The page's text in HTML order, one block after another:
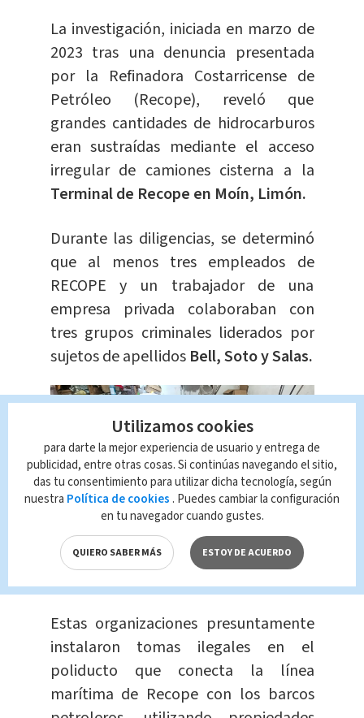
La investigación, iniciada en marzo de
2023 tras una denuncia presentada
por la Refinadora Costarricense de
Petróleo (Recope), reveló que
grandes cantidades de hidrocarburos
eran sustraídas mediante el acceso
irregular de camiones cisterna a la
Terminal de Recope en Moín, Limón.
Durante las diligencias, se determinó
que al menos tres empleados de
RECOPE y un trabajador de una
empresa privada colaboraban con
tres grupos criminales liderados por
sujetos de apellidosBell, Soto y Salas.
Evidencias encontradas en los
Estas organizaciones presuntamente
instalaron tomas ilegales en el
poliducto que conecta la línea
marítima de Recope con los barcos
Utilizamos cookies
para darte la mejor experiencia de usuario y entrega de
publicidad, entre otras cosas. Si continúas navegando el sitio,
das tu consentimiento para utilizar dicha tecnología, según
nuestra Política de cookies . Puedes cambiar la configuración
en tu navegador cuando gustes.
QUIERO SABER MÁS ESTOY DE ACUERDO